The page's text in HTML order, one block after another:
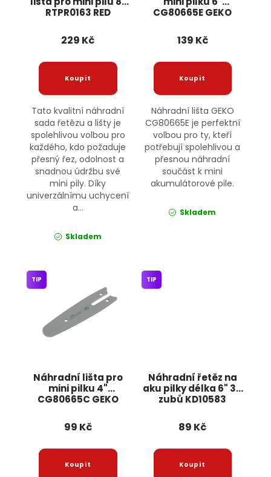
RTPR0163 RED
229 Kč
Tato kvalitní náhradní
sada řetězu a lišty je
spolehlivou volbou pro
každého, kdo požaduje
přesný řez, odolnost a
snadnou údržbu své
mini pily. Díky
univerzálnímu uchycení
a...
Skladem
CG80665E GEKO
139 Kč
Náhradní lišta GEKO
CG80665E je perfektní
volbou pro ty, kteří
potřebují spolehlivou a
přesnou náhradní
součást k mini
akumulátorové pile.
Skladem
Náhradní lišta pro
mini pilku 4"
CG80665C GEKO
TIP
99 Kč
Náhradní řetěz na
aku pilky délka 6" 36
zubů KD10583
TIP
89 Kč